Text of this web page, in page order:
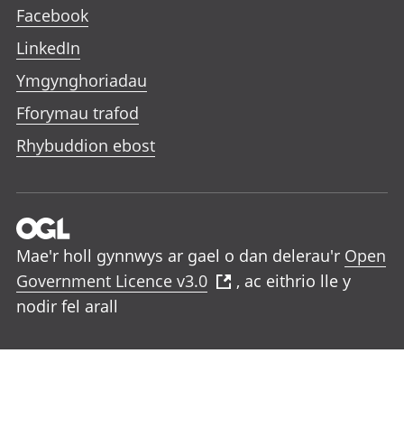
Facebook
LinkedIn
Ymgynghoriadau
Fforymau trafod
Rhybuddion ebost
Mae'r holl gynnwys ar gael o dan delerau'r Open
Government Licence v3.0
, ac eithrio lle y
nodir fel arall